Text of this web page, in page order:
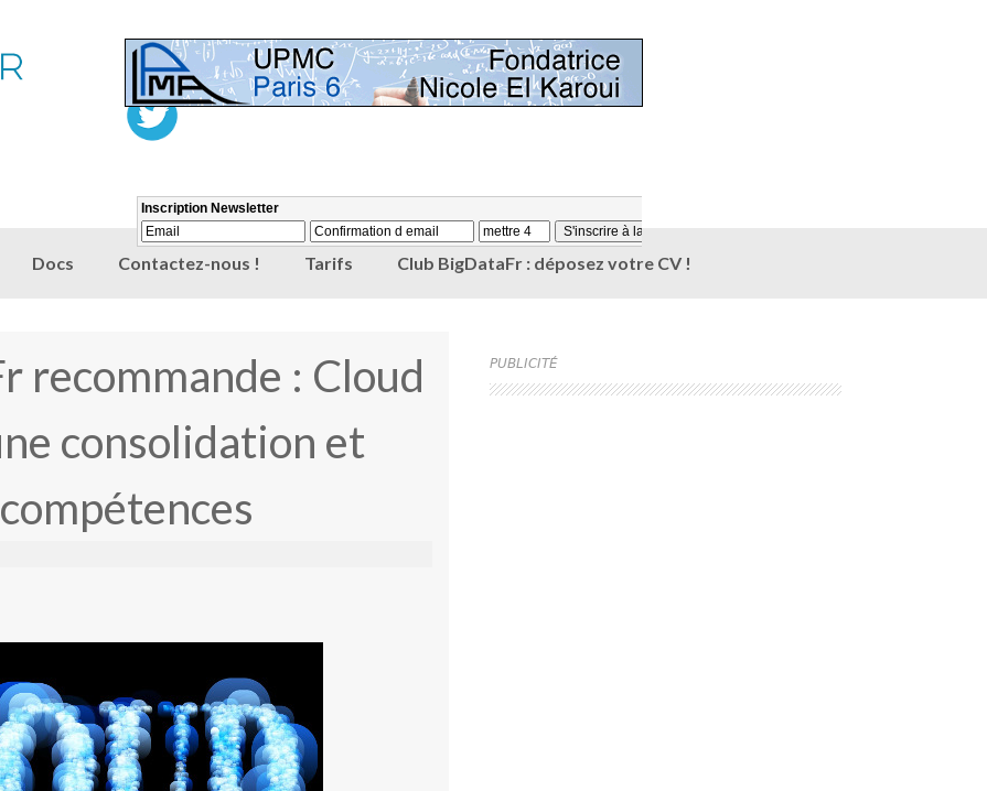
Docs Contactez-nous ! Tarifs Club BigDataFr : déposez votre CV !
recommande : Cloud
consolidation et
PUBLICITÉ